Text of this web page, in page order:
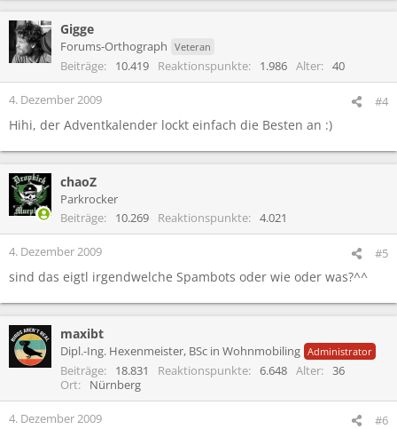
Gigge
Forums-Orthograph Veteran
Beiträge 10.419 Reaktionspunkte 1.986 Alter 40
4. Dezember 2009 #4
Hihi, der Adventkalender lockt einfach die Besten an :)
chaoZ
Parkrocker
Beiträge
10.269 Reaktionspunkte 4.021
4. Dezember 2009 #5
sind das eigtl irgendwelche Spambots oder wie oder was?^^
maxibt
Dipl.-Ing. Hexenmeister, BSc in Wohnmobiling Administrator
Beiträge 18.831 Reaktionspunkte 6.648 Alter
36
Ort
Nürnberg
4. Dezember 2009 #6